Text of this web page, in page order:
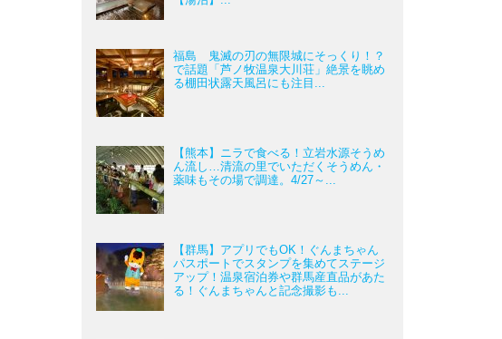
福島 鬼滅の刃の無限城にそっくり！？
で話題「芦ノ牧温泉大川荘」絶景を眺め
る棚田状露天風呂にも注目...
【熊本】ニラで食べる！立岩水源そうめ
ん流し…清流の里でいただくそうめん・
薬味もその場で調達。4/27～...
【群馬】アプリでもOK！ぐんまちゃん
パスポートでスタンプを集めてステージ
アップ！温泉宿泊券や群馬産直品があた
る！ぐんまちゃんと記念撮影も...